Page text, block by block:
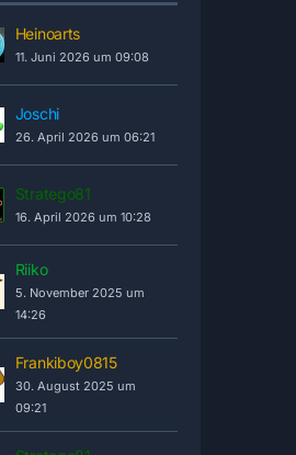
Heinoarts
11. Juni 2026 um 09:08
Joschi
26. April 2026 um 06:21
Stratego81
16. April 2026 um 10:28
Riiko
5. November 2025 um
14:26
Frankiboy0815
30. August 2025 um
09:21